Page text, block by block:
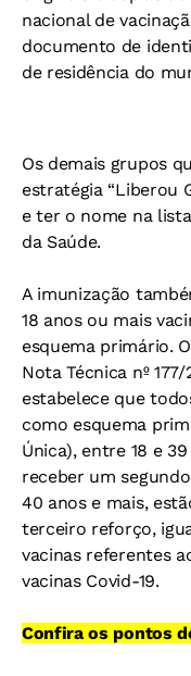
nacional de
documento de
de residência do
Os demais grupos
estratégia “Liberou
e ter o nome na
da Saúde.
A imunização
18 anos ou mais
esquema primário.
Nota Técnica nº
estabelece que
como esquema
Única), entre 18 e
receber um
40 anos e mais,
terceiro reforço,
vacinas referentes
vacinas Covid-19.
Confira os pontos